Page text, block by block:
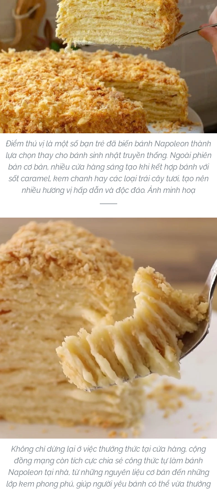
Điểm thú vị là một số bạn trẻ đã biến bánh Napoleon thành
lựa chọn thay cho bánh sinh nhật truyền thống. Ngoài phiên
bản cơ bản, nhiều cửa hàng sáng tạo khi kết hợp bánh với
sốt caramel, kem chanh hay các loại trái cây tươi, tạo nên
nhiều hương vị hấp dẫn và độc đáo. Ảnh minh hoạ
Không chỉ dừng lại ở việc thưởng thức tại cửa hàng, cộng
đồng mạng còn tích cực chia sẻ công thức tự làm bánh
Napoleon tại nhà, từ những nguyên liệu cơ bản đến những
lớp kem phong phú, giúp người yêu bánh có thể vừa thưởng